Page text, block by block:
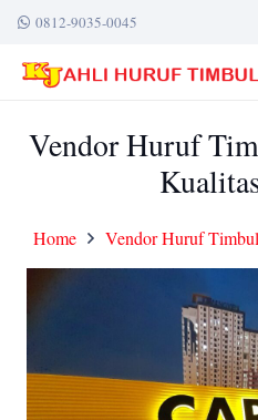
0812-9035-0045
Vendor Huruf
Home Vendor Huruf